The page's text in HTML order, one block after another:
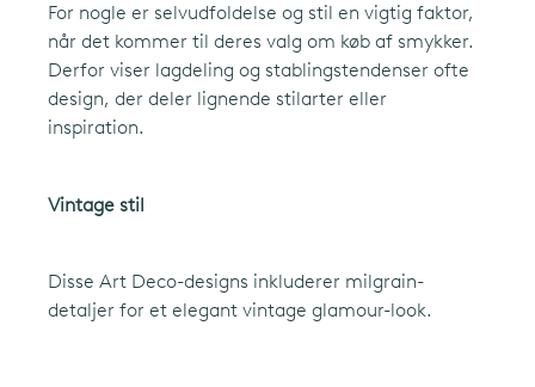
For nogle er selvudfoldelse og stil en vigtig faktor,
når det kommer til deres valg om køb af smykker.
Derfor viser lagdeling og stablingstendenser ofte
design, der deler lignende stilarter eller
inspiration.
Vintage stil
Disse Art Deco-designs inkluderer milgrain-
detaljer for et elegant vintage glamour-look.